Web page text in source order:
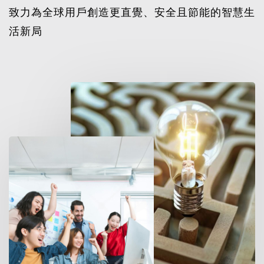
致力為全球用戶創造更直覺、安全且節能的智慧生
活新局